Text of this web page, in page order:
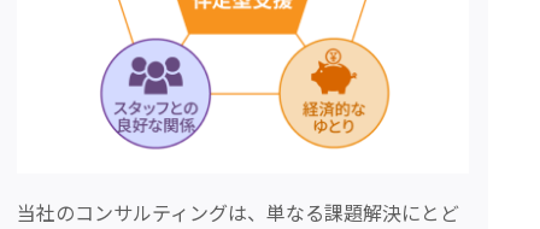
当社のコンサルティングは、単なる課題解決にとど